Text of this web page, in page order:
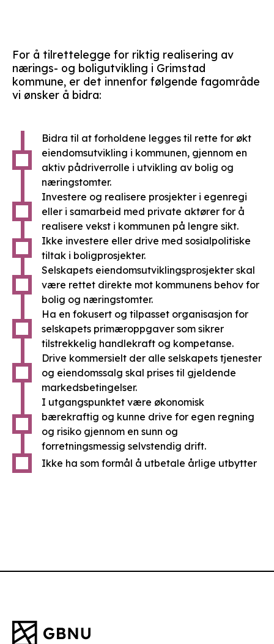
For å tilrettelegge for riktig realisering av
nærings- og boligutvikling i Grimstad
kommune, er det innenfor følgende fagområde
vi ønsker å bidra:
Bidra til at forholdene legges til rette for økt
eiendomsutvikling i kommunen, gjennom en
aktiv pådriverrolle i utvikling av bolig og
næringstomter.
Investere og realisere prosjekter i egenregi
eller i samarbeid med private aktører for å
realisere vekst i kommunen på lengre sikt.
Ikke investere eller drive med sosialpolitiske
tiltak i boligprosjekter.
Selskapets eiendomsutviklingsprosjekter skal
være rettet direkte mot kommunens behov for
bolig og næringstomter.
Ha en fokusert og tilpasset organisasjon for
selskapets primæroppgaver som sikrer
tilstrekkelig handlekraft og kompetanse.
Drive kommersielt der alle selskapets tjenester
og eiendomssalg skal prises til gjeldende
markedsbetingelser.
I utgangspunktet være økonomisk
bærekraftig og kunne drive for egen regning
og risiko gjennom en sunn og
forretningsmessig selvstendig drift.
Ikke ha som formål å utbetale årlige utbytter